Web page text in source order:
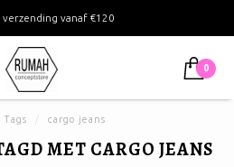
verzending vanaf €120
0
Tags cargo jeans
MET CARGO JEANS